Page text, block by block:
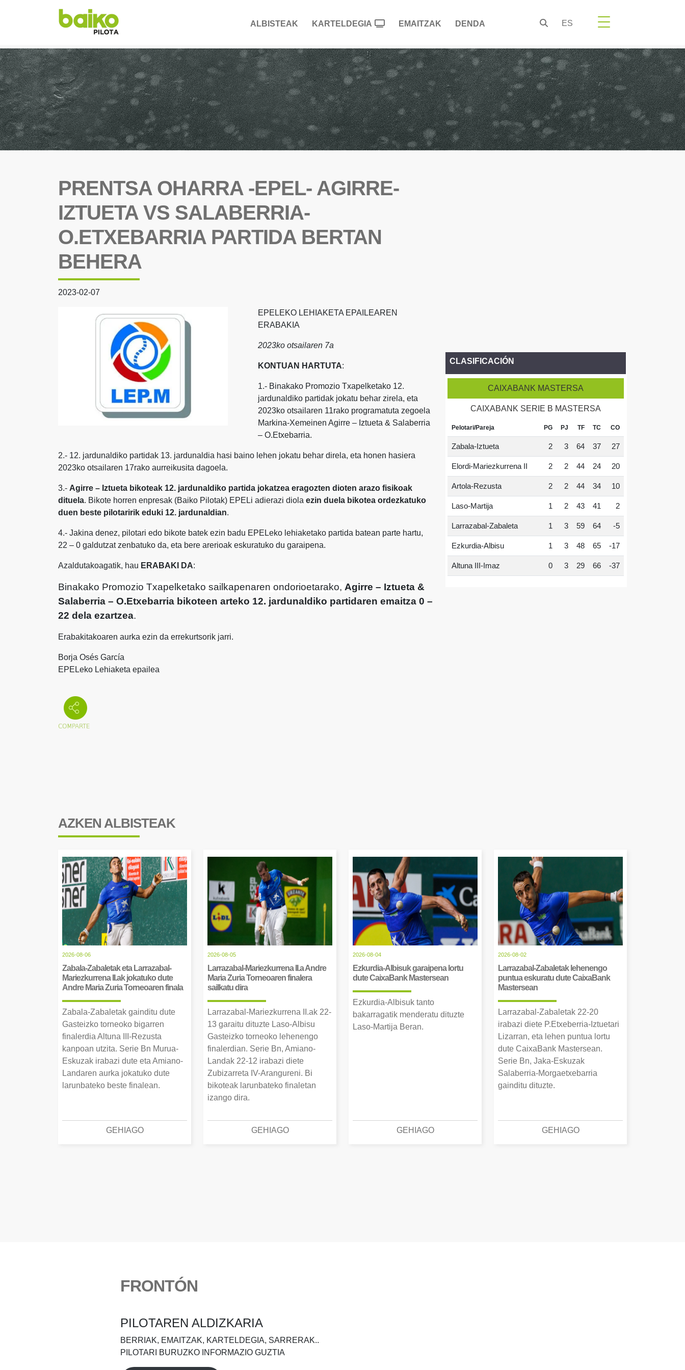
ALBISTEAK KARTELDEGIA EMAITZAK DENDA ES
PRENTSA OHARRA -EPEL- AGIRRE-
IZTUETA VS SALABERRIA-
O.ETXEBARRIA PARTIDA BERTAN
BEHERA
2023-02-07
EPELEKO LEHIAKETA EPAILEAREN
ERABAKIA
2023ko otsailaren 7a
KONTUAN HARTUTA:
1.- Binakako Promozio Txapelketako 12.
jardunaldiko partidak jokatu behar zirela, eta
2023ko otsailaren 11rako programatuta zegoela
Markina-Xemeinen Agirre – Iztueta & Salaberria
– O.Etxebarria.
2.- 12. jardunaldiko partidak 13. jardunaldia hasi baino lehen jokatu behar direla, eta honen hasiera
2023ko otsailaren 17rako aurreikusita dagoela.
3.- Agirre – Iztueta bikoteak 12. jardunaldiko partida jokatzea eragozten dioten arazo fisikoak
dituela. Bikote horren enpresak (Baiko Pilotak) EPELi adierazi diola ezin duela bikotea ordezkatuko
duen beste pilotaririk eduki 12. jardunaldian.
4.- Jakina denez, pilotari edo bikote batek ezin badu EPELeko lehiaketako partida batean parte hartu,
22 – 0 galdutzat zenbatuko da, eta bere arerioak eskuratuko du garaipena.
Azaldutakoagatik, hau ERABAKI DA:
Binakako Promozio Txapelketako sailkapenaren ondorioetarako, Agirre – Iztueta &
Salaberria – O.Etxebarria bikoteen arteko 12. jardunaldiko partidaren emaitza 0 –
22 dela ezartzea.
Erabakitakoaren aurka ezin da errekurtsorik jarri.
Borja Osés García
EPELeko Lehiaketa epailea
CLASIFICACIÓN
CAIXABANK MASTERSA
CAIXABANK SERIE B MASTERSA
Pelotari/Pareja PG PJ TF TC CO
Zabala-Iztueta 2 3 64 37 27
Elordi-Mariezkurrena II 2 2 44 24 20
Artola-Rezusta 2 2 44 34 10
Laso-Martija 1 2 43 41 2
Larrazabal-Zabaleta 1 3 59 64 -5
Ezkurdia-Albisu 1 3 48 65 -17
Altuna III-Imaz 0 3 29 66 -37
AZKEN ALBISTEAK
2026-08-06
Zabala-Zabaletak eta Larrazabal-
Mariezkurrena II.ak jokatuko dute
Andre Maria Zuria Torneoaren finala
Zabala-Zabaletak gainditu dute
Gasteizko torneoko bigarren
finalerdia Altuna III-Rezusta
kanpoan utzita. Serie Bn Murua-
Eskuzak irabazi dute eta Amiano-
Landaren aurka jokatuko dute
larunbateko beste finalean.
GEHIAGO
2026-08-05
Larrazabal-Mariezkurrena II.a Andre
Maria Zuria Torneoaren finalera
sailkatu dira
Larrazabal-Mariezkurrena II.ak 22-
13 garaitu dituzte Laso-Albisu
Gasteizko torneoko lehenengo
finalerdian. Serie Bn, Amiano-
Landak 22-12 irabazi diete
Zubizarreta IV-Arangureni. Bi
bikoteak larunbateko finaletan
izango dira.
GEHIAGO
2026-08-04
Ezkurdia-Albisuk garaipena lortu
dute CaixaBank Mastersean
Ezkurdia-Albisuk tanto
bakarragatik menderatu dituzte
Laso-Martija Beran.
GEHIAGO
2026-08-02
Larrazabal-Zabaletak lehenengo
puntua eskuratu dute CaixaBank
Mastersean
Larrazabal-Zabaletak 22-20
irabazi diete P.Etxeberria-Iztuetari
Lizarran, eta lehen puntua lortu
dute CaixaBank Mastersean.
Serie Bn, Jaka-Eskuzak
Salaberria-Morgaetxebarria
gainditu dituzte.
GEHIAGO
FRONTÓN
PILOTAREN ALDIZKARIA
BERRIAK, EMAITZAK, KARTELDEGIA, SARRERAK..
PILOTARI BURUZKO INFORMAZIO GUZTIA